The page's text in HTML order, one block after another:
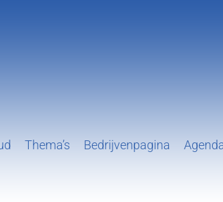
Thema’s Bedrijvenpagina